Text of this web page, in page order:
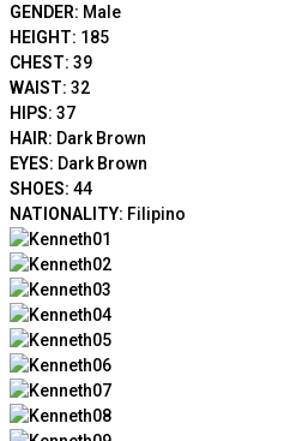
GENDER: Male
HEIGHT: 185
CHEST: 39
WAIST: 32
HIPS: 37
HAIR: Dark Brown
EYES: Dark Brown
SHOES: 44
NATIONALITY: Filipino